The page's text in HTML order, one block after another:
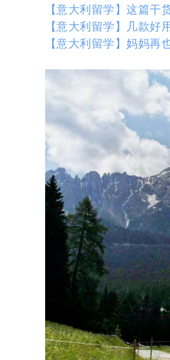
【意大利留学】这篇干
【意大利留学】几款好
【意大利留学】妈妈